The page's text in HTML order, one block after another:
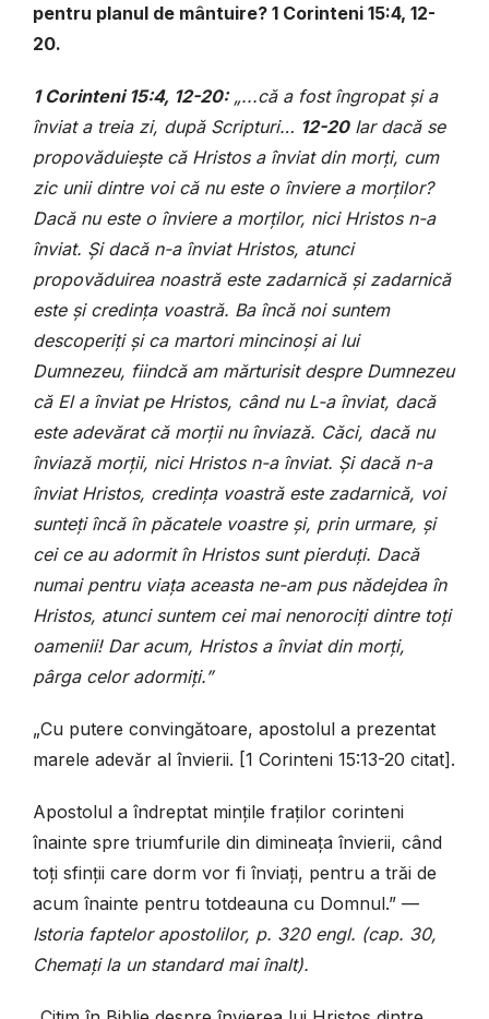
pentru planul de mântuire? 1 Corinteni 15:4, 12-
20.
1 Corinteni 15:4, 12-20:„...că a fost îngropat și a
înviat a treia zi, după Scripturi… 12-20Iar dacă se
propovăduiește că Hristos a înviat din morți, cum
zic unii dintre voi că nu este o înviere a morților?
Dacă nu este o înviere a morților, nici Hristos n-a
înviat. Și dacă n-a înviat Hristos, atunci
propovăduirea noastră este zadarnică și zadarnică
este și credința voastră. Ba încă noi suntem
descoperiți și ca martori mincinoși ai lui
Dumnezeu, fiindcă am mărturisit despre Dumnezeu
că El a înviat pe Hristos, când nu L-a înviat, dacă
este adevărat că morții nu înviază. Căci, dacă nu
înviază morții, nici Hristos n-a înviat. Și dacă n-a
înviat Hristos, credința voastră este zadarnică, voi
sunteți încă în păcatele voastre și, prin urmare, și
cei ce au adormit în Hristos sunt pierduți. Dacă
numai pentru viața aceasta ne-am pus nădejdea în
Hristos, atunci suntem cei mai nenorociți dintre toți
oamenii! Dar acum, Hristos a înviat din morți,
pârga celor adormiți.”
„Cu putere convingătoare, apostolul a prezentat
marele adevăr al învierii. [1 Corinteni 15:13-20 citat].
Apostolul a îndreptat mințile fraților corinteni
înainte spre triumfurile din dimineața învierii, când
toți sfinții care dorm vor fi înviați, pentru a trăi de
acum înainte pentru totdeauna cu Domnul.” —
Istoria faptelor apostolilor, p. 320 engl. (cap. 30,
Chemați la un standard mai înalt).